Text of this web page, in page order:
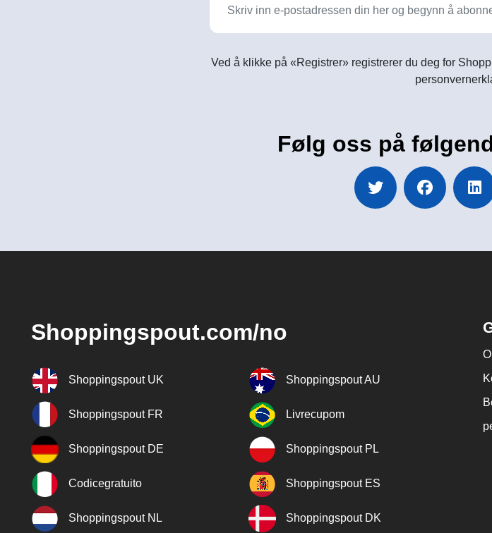
Ved å klikke på «Registrer» registrerer du deg for
Følg oss på
Shoppingspout.com/no
Shoppingspout UK Shoppingspout AU
Shoppingspout FR Livrecupom
Shoppingspout DE Shoppingspout PL
Codicegratuito Shoppingspout ES
Shoppingspout NL Shoppingspout DK